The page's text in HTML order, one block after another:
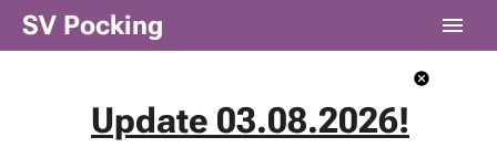
SV Pocking
Update 03.08.2026!